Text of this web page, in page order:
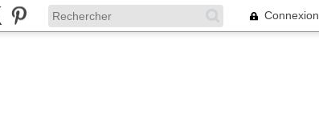
Connexion